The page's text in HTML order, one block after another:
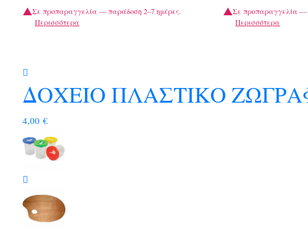
Σε προπαραγγελία — παράδοση 2–7 ημέρες.
Περισσότερα
Σε προπαραγγελία —
Περισσότερα
ΔΟΧΕΙΟ ΠΛΑΣΤΙΚΟ
4,00 €